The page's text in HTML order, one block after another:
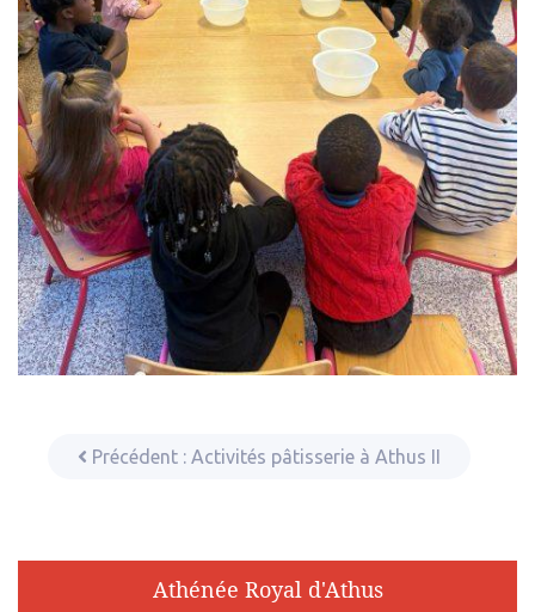
Précédent : Activités pâtisserie à Athus II
Athénée Royal d'Athus